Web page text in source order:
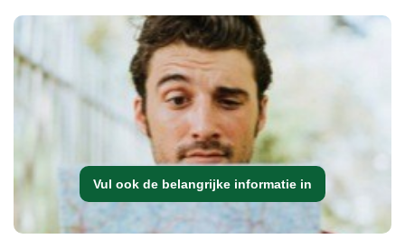
Vul ook de belangrijke informatie in